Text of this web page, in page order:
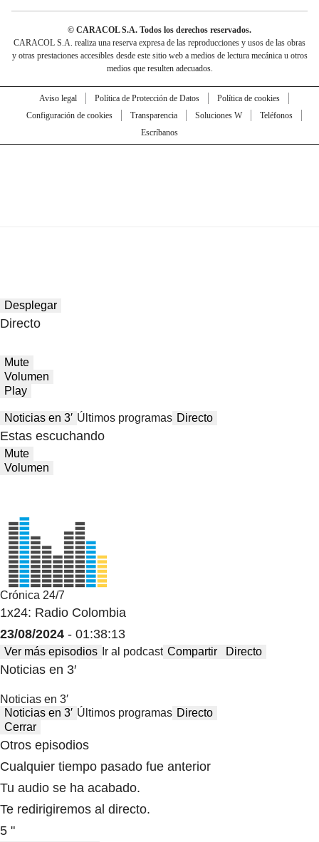
© CARACOL S.A. Todos los derechos reservados.
CARACOL S.A. realiza una reserva expresa de las reproducciones y usos de las obras
y otras prestaciones accesibles desde este sitio web a medios de lectura mecánica u otros
medios que resulten adecuados.
Aviso legal Política de Protección de Datos
Política de cookies
Configuración de cookies
Transparencia Soluciones W
Teléfonos
Escríbanos
Desplegar
Directo
Mute
Volumen
Play
Noticias en 3′ Últimos programas Directo
Estas escuchando
Mute
Volumen
Crónica 24/7
1x24: Radio Colombia
23/08/2024 - 01:38:13
Ver más episodios Ir al podcast Compartir Directo
Noticias en 3′
Noticias en 3′
Noticias en 3′ Últimos programas Directo
Cerrar
Otros episodios
Cualquier tiempo pasado fue anterior
Tu audio se ha acabado.
Te redirigiremos al directo.
5 "